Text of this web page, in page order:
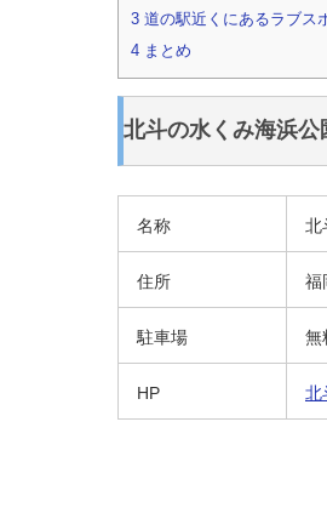
3 道の駅近くにあるラブス
4 まとめ
北斗の水くみ海浜公
名称 北
住所 福
駐車場 無
HP 北